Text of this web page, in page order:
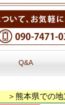
Q&A
＞熊本県での地